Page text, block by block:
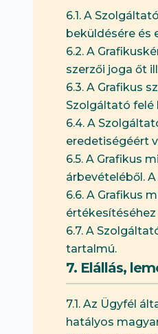
6.1. A
beküldésére és
6.2. A
szerzői joga őt
6.3. A Grafikus
Szolgáltató felé
6.4. A
eredetiségéért
6.5. A Grafikus
árbevételéből.
6.6. A Grafikus
6.7. A
tartalmú.
7. Elállás,
7.1. Az Ügyfél
hatályos